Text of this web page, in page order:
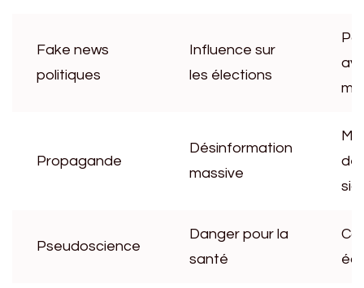
Fake news
politiques
Influence sur
les élections
Propagande
Désinformation
massive
de
Pseudoscience
Danger pour la
santé